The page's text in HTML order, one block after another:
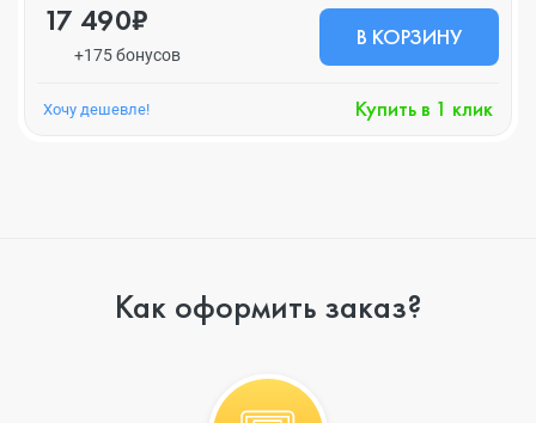
17 490₽
+175 бонусов
В КОРЗИНУ
Хочу дешевле! Купить в 1 клик
Как оформить заказ?